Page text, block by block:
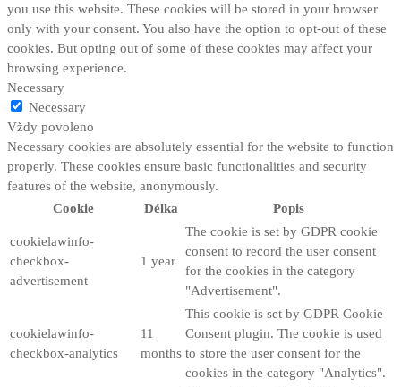
you use this website. These cookies will be stored in your browser
only with your consent. You also have the option to opt-out of these
cookies. But opting out of some of these cookies may affect your
browsing experience.
Necessary
Necessary
Vždy povoleno
Necessary cookies are absolutely essential for the website to function
properly. These cookies ensure basic functionalities and security
features of the website, anonymously.
Cookie
Délka Popis
cookielawinfo-
checkbox-
advertisement
1 year
The cookie is set by GDPR cookie
consent to record the user consent
for the cookies in the category
"Advertisement".
cookielawinfo-
checkbox-analytics
11
months
This cookie is set by GDPR Cookie
Consent plugin. The cookie is used
to store the user consent for the
cookies in the category "Analytics".